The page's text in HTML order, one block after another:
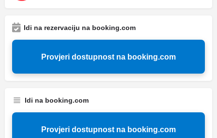
Idi na rezervaciju na booking.com
Provjeri dostupnost na booking.com
Idi na booking.com
Provjeri dostupnost na booking.com